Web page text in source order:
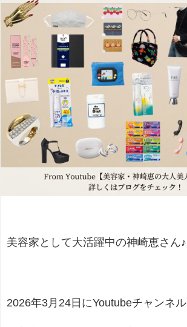
美容家として大活躍中の神崎恵さん♪
2026年3月24日にYoutubeチャンネル